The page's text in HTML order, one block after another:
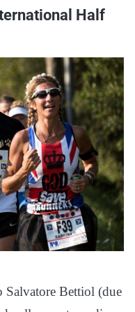
Half
Salvatore Bettiol (due